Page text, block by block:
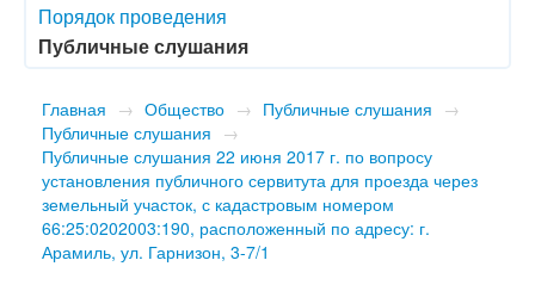
Порядок проведения
Публичные слушания
Главная → Общество → Публичные слушания →
Публичные слушания →
Публичные слушания 22 июня 2017 г. по вопросу
установления публичного сервитута для проезда через
земельный участок, с кадастровым номером
66:25:0202003:190, расположенный по адресу: г.
Арамиль, ул. Гарнизон, 3-7/1